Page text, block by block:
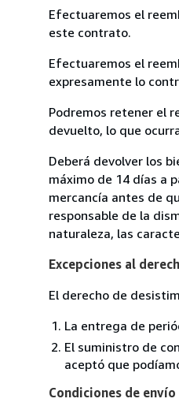
Efectuaremos el
este contrato.
Efectuaremos el
expresamente lo
Podremos retener el
devuelto, lo que
Deberá devolver los
máximo de 14 días a
mercancía antes de
responsable de la
naturaleza, las
Excepciones al
El derecho de
La entrega de
El suministro de
aceptó que
Condiciones de envío